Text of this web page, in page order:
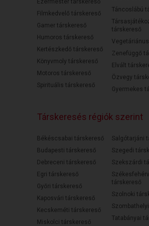
Ezermester társkereső
Filmkedvelő társkereső
Gamer társkereső
Humoros társkereső
Kertészkedő társkereső
Könyvmoly társkereső
Motoros társkereső
Spirituális társkereső
Táncoslábú
társkereső
Zenefüggő
Elvált
Özvegy
Gyermekes
Társkeresés régiók szerint
Békéscsabai társkereső
Budapesti társkereső
Debreceni társkereső
Egri társkereső
Győri társkereső
Kaposvári társkereső
Kecskeméti társkereső
Miskolci társkereső
Salgótarjáni
Szegedi
Szekszárdi
társkereső
Szolnoki
Tatabányai